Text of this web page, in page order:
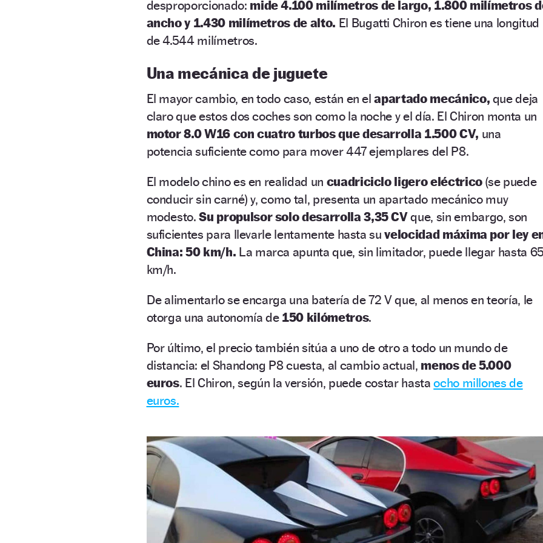
desproporcionado: mide 4.100 milímetros de largo, 1.800 milímetros
ancho y 1.430 milímetros de alto. El Bugatti Chiron es tiene una longitud
de 4.544 milímetros.
Una mecánica de juguete
El mayor cambio, en todo caso, están en elapartado mecánico, que deja
claro que estos dos coches son como la noche y el día. El Chiron monta un
motor 8.0 W16 con cuatro turbos que desarrolla 1.500 CV, una
potencia suficiente como para mover 447 ejemplares del P8.
El modelo chino es en realidad un cuadriciclo ligero eléctrico(se puede
conducir sin carné) y, como tal, presenta un apartado mecánico muy
modesto.Su propulsor solo desarrolla 3,35 CVque, sin embargo, son
suficientes para llevarle lentamente hasta suvelocidad máxima por ley
China: 50 km/h. La marca apunta que, sin limitador, puede llegar hasta 65
km/h.
De alimentarlo se encarga una batería de 72 V que, al menos en teoría, le
otorga una autonomía de 150 kilómetros.
Por último, el precio también sitúa a uno de otro a todo un mundo de
distancia: el Shandong P8 cuesta, al cambio actual, menos de 5.000
euros. El Chiron, según la versión, puede costar hastaocho millones de
euros.